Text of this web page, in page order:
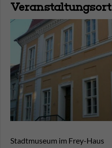
Veranstaltungsort
Stadtmuseum im Frey-Haus